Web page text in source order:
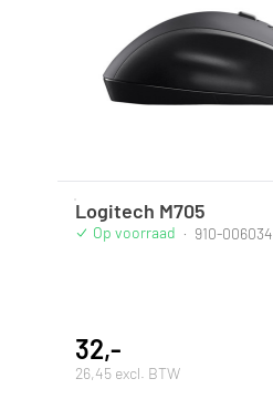
Logitech M705
Op voorraad · 910-006034
32,-
26,45 excl. BTW